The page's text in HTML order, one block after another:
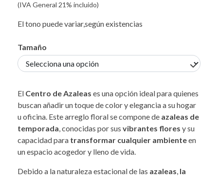
(IVA General 21% incluido)
El tono puede variar,según existencias
Tamaño
El Centro de Azaleas es una opción ideal para quienes
buscan añadir un toque de color y elegancia a su hogar
u oficina. Este arreglo floral se compone de azaleas de
temporada, conocidas por sus vibrantes flores y su
capacidad para transformar cualquier ambienteen
un espacio acogedor y lleno de vida.
Debido a la naturaleza estacional de las azaleas, la